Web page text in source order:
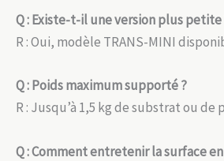
Q : Existe-t-il une version plus petite
R : Oui, modèle TRANS-MINI
Q : Poids maximum supporté ?
R : Jusqu’à 1,5 kg de substrat ou de
Q : Comment entretenir la surface